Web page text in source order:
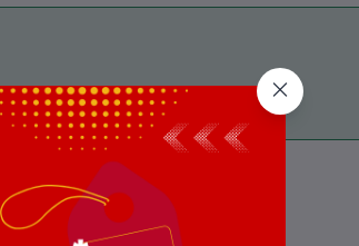
এই বইয়ের জন্য এখনও কোন পর্যালোচনা নেই